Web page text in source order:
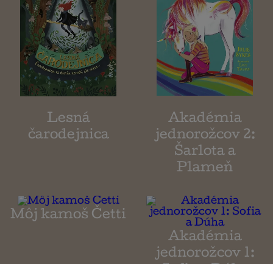
Lesná
čarodejnica
Akadémia
jednorožcov 2:
Šarlota a
Plameň
Môj kamoš Četti
Akadémia
jednorožcov 1: